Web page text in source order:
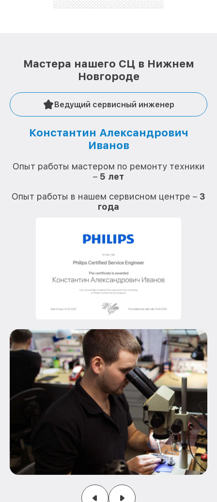
стараемся каждый день делать наш сервис еще
Мастера нашего СЦ в Нижнем
Новгороде
Ведущий сервисный инженер
Константин Александрович
Иванов
Опыт работы мастером по ремонту техники
– 5 лет
Опыт работы в нашем сервисном центре – 3
года